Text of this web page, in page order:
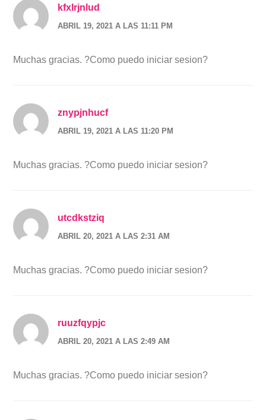
kfxlrjnlud
ABRIL 19, 2021 A LAS 11:11 PM
Muchas gracias. ?Como puedo iniciar sesion?
znypjnhucf
ABRIL 19, 2021 A LAS 11:20 PM
Muchas gracias. ?Como puedo iniciar sesion?
utcdkstziq
ABRIL 20, 2021 A LAS 2:31 AM
Muchas gracias. ?Como puedo iniciar sesion?
ruuzfqypjc
ABRIL 20, 2021 A LAS 2:49 AM
Muchas gracias. ?Como puedo iniciar sesion?